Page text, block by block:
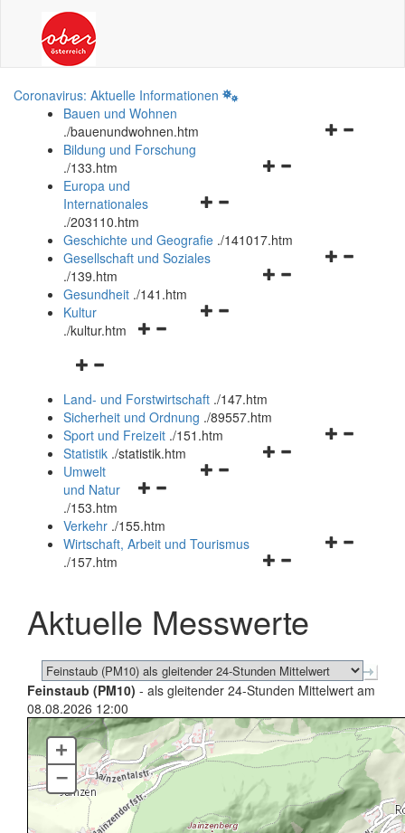
Coronavirus: Aktuelle Informationen
Bauen und Wohnen
./bauenundwohnen.htm
Navigationsmenü
Bildung und Forschung
./133.htm
Navigationsmenü
und
schließen
Europa und
Internationales
./203110.htm
Geschichte und Geografie ./141017.htm
Navigationsmenü
Gesellschaft und Soziales
./139.htm
Navigationsmenü
Gesundheit ./141.htm
Navigationsmenü
Kultur
./kultur.htm
Navigationsmenü
und
schließen
Land- und Forstwirtschaft ./147.htm
Sicherheit und Ordnung ./89557.htm
Navigationsmenü
Sport und Freizeit ./151.htm
Navigationsmenü
Statistik ./statistik.htm
Navigationsmenü
und
schließen
Umwelt
und Natur
./153.htm
Verkehr ./155.htm
Navigationsmenü
schließen
Wirtschaft, Arbeit und Tourismus
./157.htm
Aktuelle Messwerte
Feinstaub (PM10) - als gleitender 24-Stunden Mittelwert am
08.08.2026 12:00
+
–